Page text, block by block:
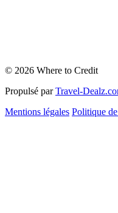
© 2026 Where to Credit
Propulsé par Travel-
Mentions légales Politique